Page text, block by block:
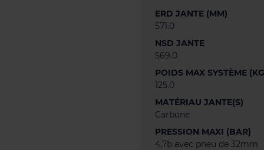
ERD JANTE (MM)
571.0
NSD JANTE
569.0
POIDS MAX SYSTÈME
125.0
MATÉRIAU JANTE(S)
Carbone
PRESSION MAXI (BAR)
4,7b avec pneu de 32mm